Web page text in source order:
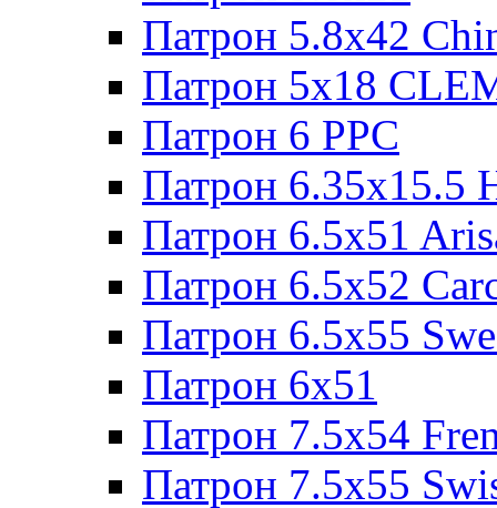
Патрон 5.8x42
Патрон 5x18
Патрон 6 PPC
Патрон 6.35x15.5
Патрон 6.5x51
Патрон 6.5x52
Патрон 6.5x55
Патрон 6x51
Патрон 7.5x54
Патрон 7.5x55